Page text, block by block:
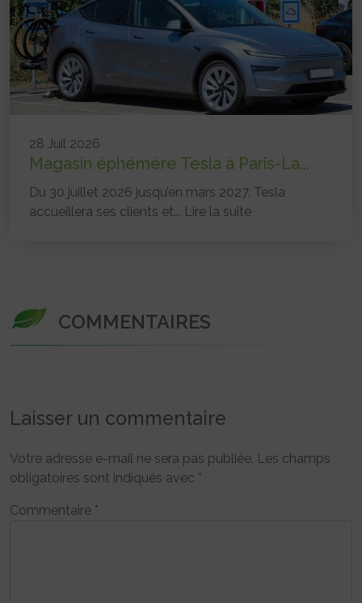
28 Juil 2026
Magasin éphémère Tesla à Paris-La...
Du 30 juillet 2026 jusqu’en mars 2027, Tesla
accueillera ses clients et... Lire la suite
COMMENTAIRES
Laisser un commentaire
Votre adresse e-mail ne sera pas publiée. Les champs
obligatoires sont indiqués avec *
Commentaire *